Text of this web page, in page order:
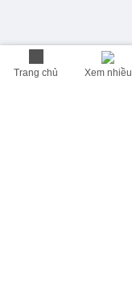
Trang chủ Xem nhiều